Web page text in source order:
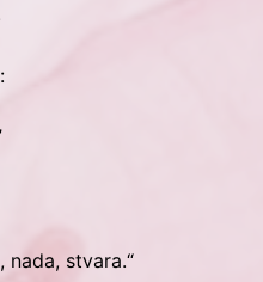
nada, stvara.“